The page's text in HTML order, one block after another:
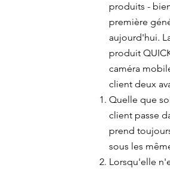
produits -
première
aujourd'hui.
produit
caméra
client deux
Quelle que
client passe
prend
sous les
Lorsqu'elle